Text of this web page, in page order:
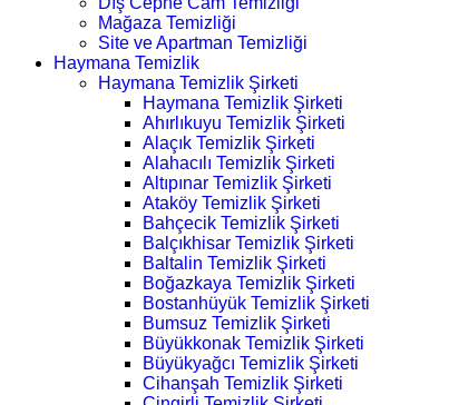
Mağaza Temizliği
Site ve Apartman Temizliği
Haymana Temizlik
Haymana Temizlik Şirketi
Haymana Temizlik Şirketi
Ahırlıkuyu Temizlik Şirketi
Alaçık Temizlik Şirketi
Alahacılı Temizlik Şirketi
Altıpınar Temizlik Şirketi
Ataköy Temizlik Şirketi
Bahçecik Temizlik Şirketi
Balçıkhisar Temizlik Şirketi
Baltalin Temizlik Şirketi
Boğazkaya Temizlik Şirketi
Bostanhüyük Temizlik Şirketi
Bumsuz Temizlik Şirketi
Büyükkonak Temizlik Şirketi
Büyükyağcı Temizlik Şirketi
Cihanşah Temizlik Şirketi